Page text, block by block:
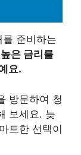
준비하는
은 금리를
요.
방문하여 청
보세요. 늦
트한 선택이